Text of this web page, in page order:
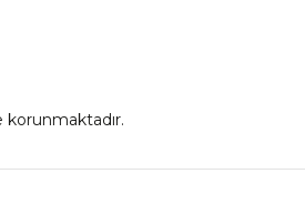
korunmaktadır.